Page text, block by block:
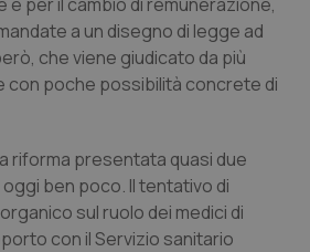
a un disegno di legge ad
che viene giudicato da più
con poche possibilità concrete di
riforma presentata quasi due
ben poco. Il tentativo di
sul ruolo dei medici di
con il Servizio sanitario